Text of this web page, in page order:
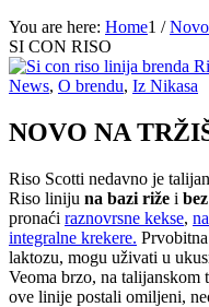
You are here: Home1 /
SI CON RISO
News, O brendu, Iz Nikasa
NOVO NA
Riso Scotti nedavno je
Riso liniju na bazi riže i
pronaći raznovrsne kekse,
integralne krekere.
laktozu, mogu uživati u
Veoma brzo, na
ove linije postali omiljeni,